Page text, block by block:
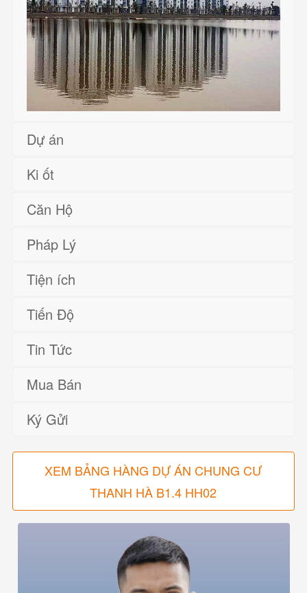
Dự án
Ki ốt
Căn Hộ
Pháp Lý
Tiện ích
Tiến Độ
Tin Tức
Mua Bán
Ký Gửi
XEM BẢNG HÀNG DỰ ÁN CHUNG CƯ
THANH HÀ B1.4 HH02